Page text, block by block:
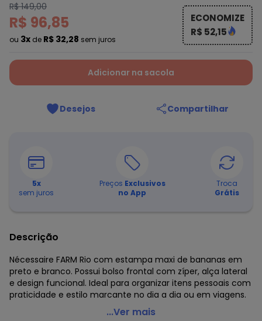
R$ 149,00
R$ 96,85
ou 3x de R$ 32,28 sem juros
ECONOMIZE
R$ 52,15
Adicionar na sacola
Desejos Compartilhar
5x
sem juros
Preços Exclusivos
no App
Troca
Grátis
Descrição
Nécessaire FARM Rio com estampa maxi de bananas em
preto e branco. Possui bolso frontal com zíper, alça lateral
e design funcional. Ideal para organizar itens pessoais com
praticidade e estilo marcante no dia a dia ou em viagens.
Farm Etc - Necessaire Amô Copabanana Preto
...Ver mais